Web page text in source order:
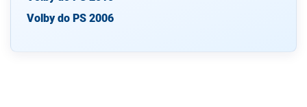
Volby do PS 2006